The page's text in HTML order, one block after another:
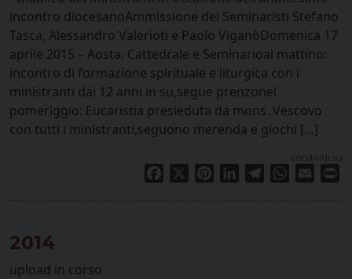
incontro diocesanoAmmissione dei Seminaristi Stefano
Tasca, Alessandro Valerioti e Paolo ViganòDomenica 17
aprile 2015 – Aosta: Cattedrale e Seminarioal mattino:
incontro di formazione spirituale e liturgica con i
ministranti dai 12 anni in su,segue prenzonel
pomeriggio: Eucaristia presieduta da mons. Vescovo
con tutti i ministranti,seguono merenda e giochi […]
condividi su
Facebook PinterestLinkedInTelegramWhatsApp
Email
2014
upload in corso